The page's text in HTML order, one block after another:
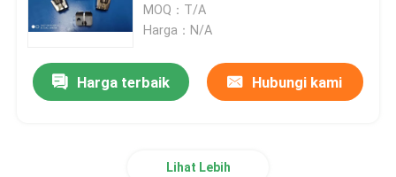
Tentang kita
Wisata pabrik
MOQ：T/A
Harga：N/A
Harga terbaik Hubungi kami
Lihat Lebih